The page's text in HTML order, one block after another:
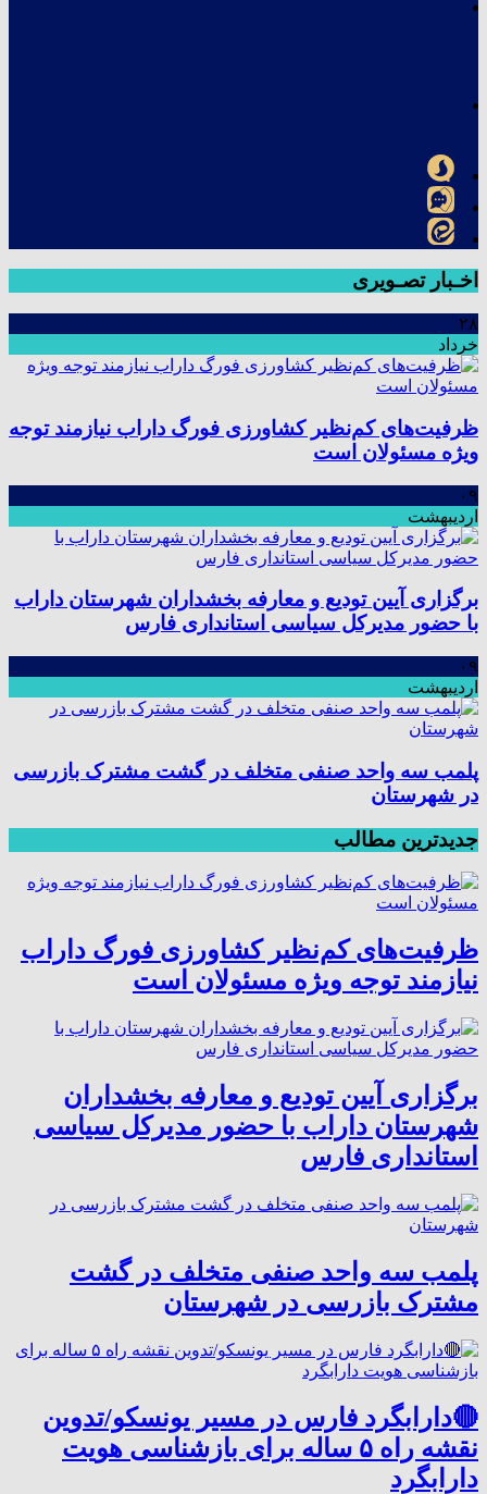
اخـبار تصـویری
۲۸
خرداد
ظرفیت‌های کم‌نظیر کشاورزی فورگ داراب نیازمند توجه
ویژه مسئولان است
۰۹
اردیبهشت
برگزاری آیین تودیع و معارفه بخشداران شهرستان داراب
با حضور مدیرکل سیاسی استانداری فارس
۰۹
اردیبهشت
پلمب سه واحد صنفی متخلف در گشت مشترک بازرسی
در شهرستان
جدیدترین مطالب
ظرفیت‌های کم‌نظیر کشاورزی فورگ داراب
نیازمند توجه ویژه مسئولان است
برگزاری آیین تودیع و معارفه بخشداران
شهرستان داراب با حضور مدیرکل سیاسی
استانداری فارس
پلمب سه واحد صنفی متخلف در گشت
مشترک بازرسی در شهرستان
🔴دارابگرد فارس در مسیر یونسکو/تدوین
نقشه راه ۵ ساله برای بازشناسی هویت
دارابگرد